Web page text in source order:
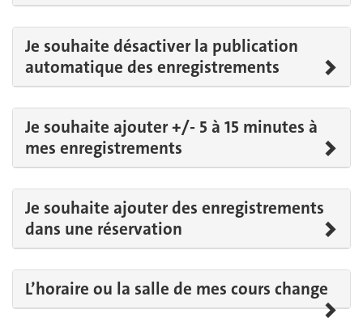
Je souhaite désactiver la publication
automatique des enregistrements
Je souhaite ajouter +/- 5 à 15 minutes à
mes enregistrements
Je souhaite ajouter des enregistrements
dans une réservation
L’horaire ou la salle de mes cours change